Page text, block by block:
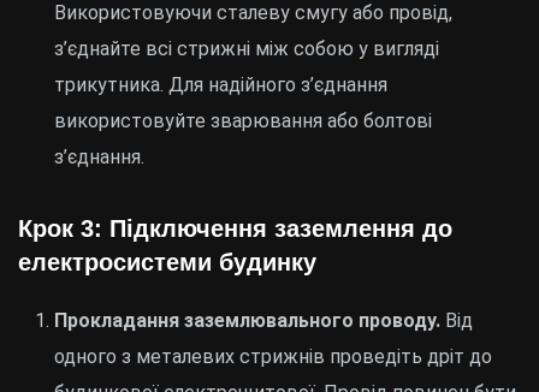
Використовуючи сталеву смугу або провід,
з’єднайте всі стрижні між собою у вигляді
трикутника. Для надійного з’єднання
використовуйте зварювання або болтові
з’єднання.
Крок 3: Підключення заземлення до
електросистеми будинку
Прокладання заземлювального проводу. Від
одного з металевих стрижнів проведіть дріт до